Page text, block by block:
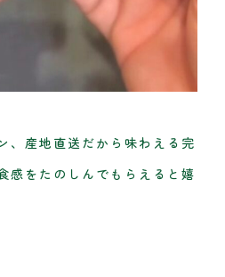
、産地直送だから味わえる完
感をたのしんでもらえると嬉